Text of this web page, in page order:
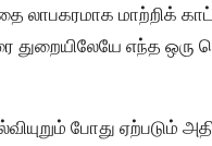
லாபகரமாக மாற்றிக்
எந்த ஒரு
போது ஏற்படும்